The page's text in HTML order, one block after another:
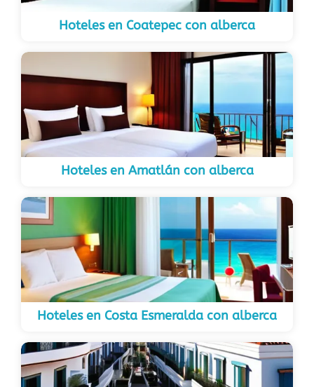
Hoteles en Coatepec con alberca
Hoteles en Amatlán con alberca
Hoteles en Costa Esmeralda con alberca